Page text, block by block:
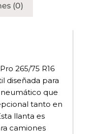
(0)
265/75 R16
diseñada para
que
tanto en
llanta es
camiones